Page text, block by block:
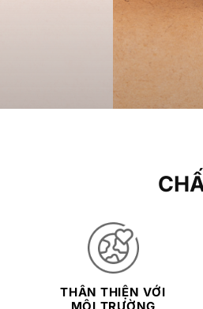
THÂN THIỆN VỚI
MÔI TRƯỜNG